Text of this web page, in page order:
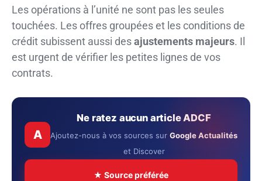
Les opérations à l’unité ne sont pas les seules
touchées. Les offres groupées et les conditions de
crédit subissent aussi desajustements majeurs. Il
est urgent de vérifier les petites lignes de vos
contrats.
A
Ne ratez aucun article ADCF
Ajoutez-nous à vos sources sur Google Actualités
et Discover
★ Source préférée